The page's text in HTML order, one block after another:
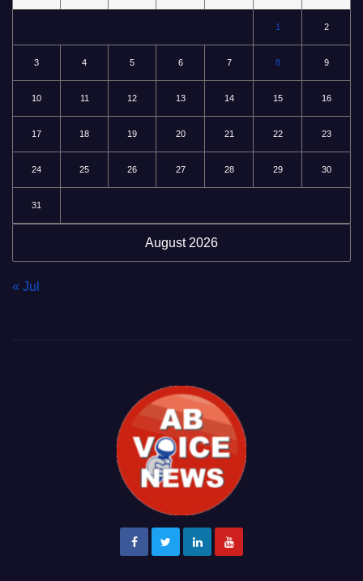
August 2026
1 2
3 4 5 6 7 8 9
10 11 12 13 14 15 16
17 18 19 20 21 22 23
24 25 26 27 28 29 30
31
« Jul